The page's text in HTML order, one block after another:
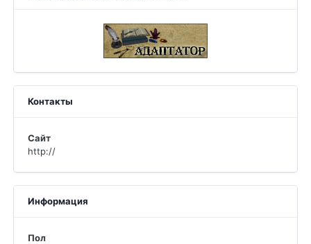
Контакты
Сайт
http://
Информация
Пол